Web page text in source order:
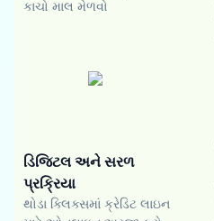
કાચો માલ મેળવો
ડિજિટલ અને સરળ
પ્રક્રિયા
થોડા ક્લિક્સમાં ક્રેડિટ લાઇન